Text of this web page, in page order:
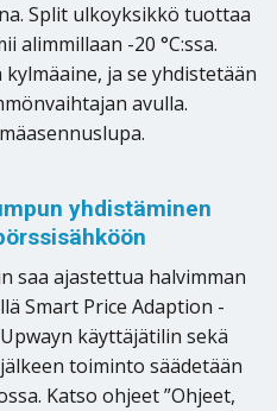
Split ulkoyksikkö tuottaa
alimmillaan -20 °C:ssa.
ja se yhdistetään
avulla.
yhdistäminen
saa ajastettua halvimman
Smart Price Adaption -
käyttäjätilin sekä
toiminto säädetään
Katso ohjeet ”Ohjeet,